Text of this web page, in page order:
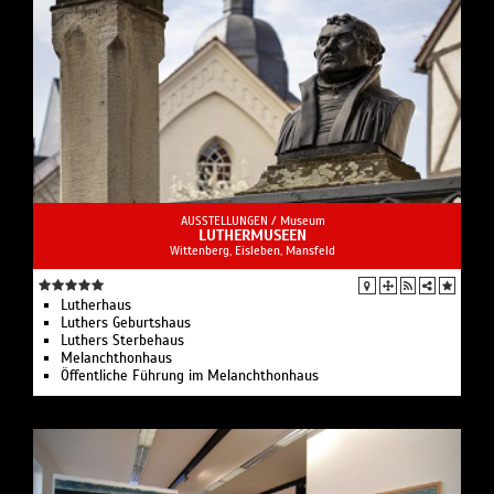
AUSSTELLUNGEN / Museum
LUTHERMUSEEN
Wittenberg, Eisleben, Mansfeld
Lutherhaus
Luthers Geburtshaus
Luthers Sterbehaus
Melanchthonhaus
Öffentliche Führung im Melanchthonhaus